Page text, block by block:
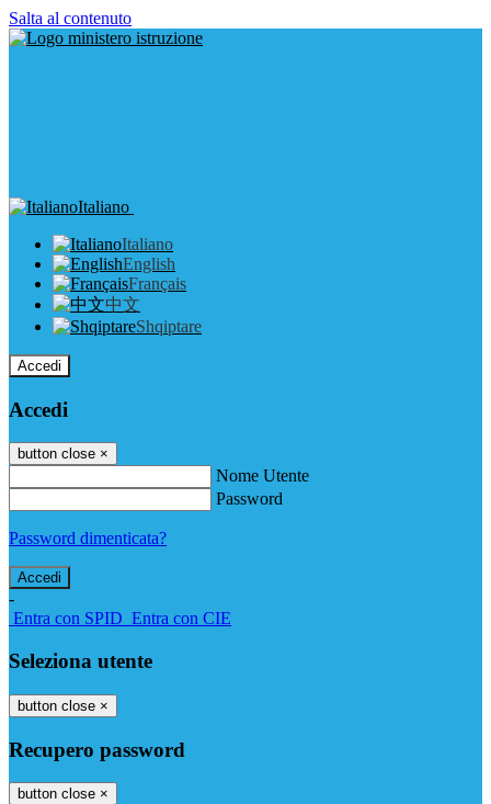
Salta al contenuto
Italiano
Italiano
English
Français
中文
Shqiptare
Accedi
Accedi
button close ×
Nome Utente
Password
Password dimenticata?
-
Entra con SPID Entra con CIE
Seleziona utente
button close ×
Recupero password
button close ×